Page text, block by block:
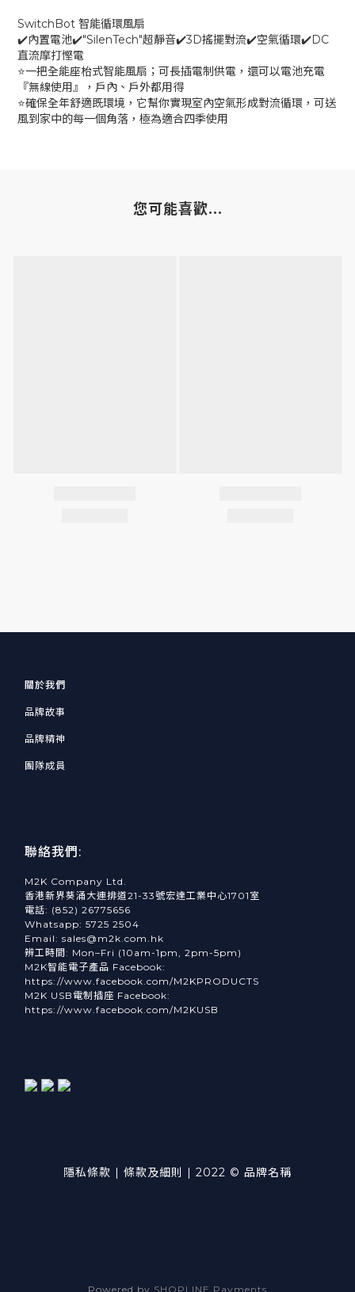
SwitchBot 智能循環風扇
✔️內置電池✔️"SilenTech"超靜音✔️3D搖擺對流✔️空氣循環✔️DC
直流摩打慳電
⭐一把全能座枱式智能風扇；可長插電制供電，還可以電池充電
『無線使用』，戶內、戶外都用得
⭐確保全年舒適既環境，它幫你實現室內空氣形成對流循環，可送
風到家中的每一個角落​，極為適合四季使用
您可能喜歡...
關於我們
品牌故事
品牌精神
團隊成員
聯絡我們:
M2K Company Ltd.
香港新界葵涌大連排道21-33號宏達工業中心1701室
電話: (852) 26775656
Whatsapp: 5725 2504
Email: sales@m2k.com.hk
辨工時間: Mon–Fri (10am-1pm, 2pm-5pm)
M2K智能電子產品 Facebook:
https://www.facebook.com/M2KPRODUCTS
M2K USB電制插座 Facebook:
https://www.facebook.com/M2KUSB
隱私條款 | 條款及細則 | 2022 © 品牌名稱
Powered by SHOPLINE Payments